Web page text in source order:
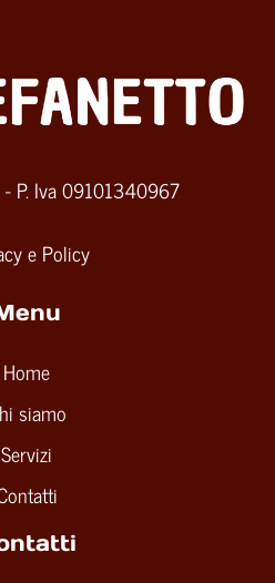
- P. Iva 09101340967
e Policy
Home
siamo
Servizi